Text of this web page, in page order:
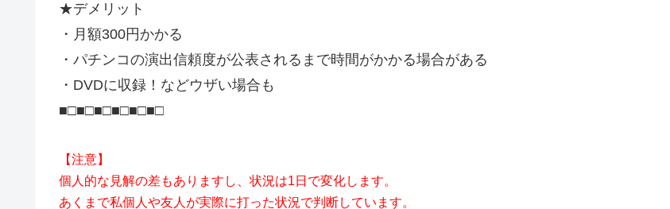
★デメリット
・月額300円かかる
・パチンコの演出信頼度が公表されるまで時間がかかる場合がある
・DVDに収録！などウザい場合も
■□■□■□■□■□■□
【注意】
個人的な見解の差もありますし、状況は1日で変化します。
あくまで私個人や友人が実際に打った状況で判断しています。